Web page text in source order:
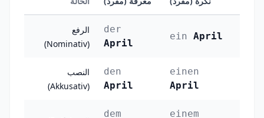
الرفع
(Nominativ)
der
April
ein April
النصب
(Akkusativ)
den
April
einen
April
dem
einem